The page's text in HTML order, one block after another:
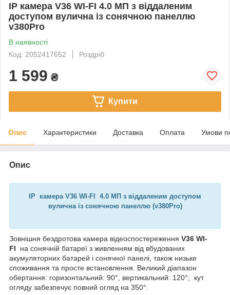
IP камера V36 WI-FI 4.0 МП з віддаленим
доступом вулична із сонячною панеллю
v380Pro
В наявності
Код: 2052417652
Роздріб
1 599 ₴
Купити
Опис Характеристики Доставка Оплата Умови
Опис
IP камера V36 WI-FI 4.0 МП з віддаленим доступом
вулична із сонячною панеллю (v380Pro)
Зовнішня бездротова камера відеоспостереження V36 WI-
FI
на сонячній батареї з живленням від вбудованих
акумуляторних батарей і сонячної панелі, також низьке
споживання та просте встановлення. Великий діапазон
обертання: горизонтальний: 90°, вертикальний: 120°; кут
огляду забезпечує повний огляд на 350°.